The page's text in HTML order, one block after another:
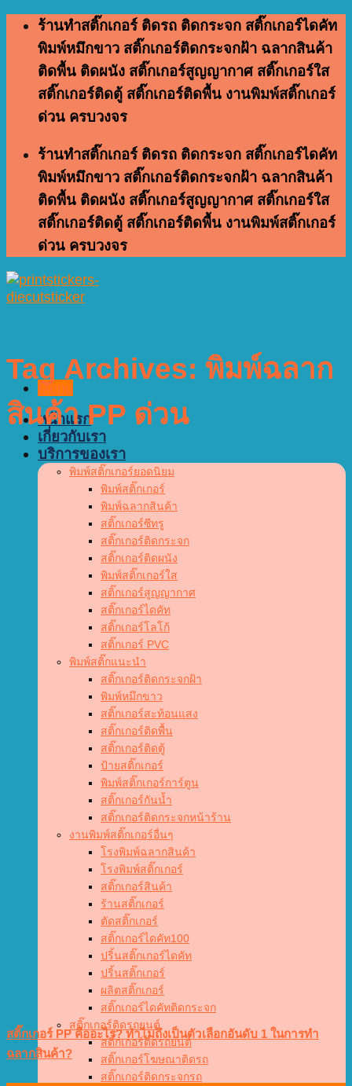
Skip
content
ร้านทำสติ๊กเกอร์ ติดรถ ติดกระจก สติ๊กเกอร์ไดคัท
พิมพ์หมึกขาว สติ๊กเกอร์ติดกระจกฝ้า ฉลากสินค้า
ติดพื้น ติดผนัง สติ๊กเกอร์สูญญากาศ สติ๊กเกอร์ใส
สติ๊กเกอร์ติดตู้ สติ๊กเกอร์ติดพื้น งานพิมพ์สติ๊กเกอร์
ด่วน ครบวงจร
ร้านทำสติ๊กเกอร์ ติดรถ ติดกระจก สติ๊กเกอร์ไดคัท
พิมพ์หมึกขาว สติ๊กเกอร์ติดกระจกฝ้า ฉลากสินค้า
ติดพื้น ติดผนัง สติ๊กเกอร์สูญญากาศ สติ๊กเกอร์ใส
สติ๊กเกอร์ติดตู้ สติ๊กเกอร์ติดพื้น งานพิมพ์สติ๊กเกอร์
ด่วน ครบวงจร
Menu
หน้าแรก
เกี่ยวกับเรา
บริการของเรา
พิมพ์สติ๊กเกอร์ยอดนิยม
พิมพ์สติ๊กเกอร์
พิมพ์ฉลากสินค้า
สติ๊กเกอร์ซีทรู
สติ๊กเกอร์ติดกระจก
สติ๊กเกอร์ติดผนัง
พิมพ์สติ๊กเกอร์ใส
สติ๊กเกอร์สูญญากาศ
สติ๊กเกอร์ไดคัท
สติ๊กเกอร์โลโก้
สติ๊กเกอร์ PVC
พิมพ์สติ๊กแนะนำ
สติ๊กเกอร์ติดกระจกฝ้า
พิมพ์หมึกขาว
สติ๊กเกอร์สะท้อนแสง
สติ๊กเกอร์ติดพื้น
สติ๊กเกอร์ติดตู้
ป้ายสติ๊กเกอร์
พิมพ์สติ๊กเกอร์การ์ตูน
สติ๊กเกอร์กันน้ำ
สติ๊กเกอร์ติดกระจกหน้าร้าน
งานพิมพ์สติ๊กเกอร์อื่นๆ
โรงพิมพ์ฉลากสินค้า
โรงพิมพ์สติ๊กเกอร์
สติ๊กเกอร์สินค้า
ร้านสติ๊กเกอร์
ตัดสติ๊กเกอร์
สติ๊กเกอร์ไดคัท100
ปริ้นสติ๊กเกอร์ไดคัท
ปริ้นสติ๊กเกอร์
ผลิตสติ๊กเกอร์
สติ๊กเกอร์ไดคัทติดกระจก
สติ๊กเกอร์ติดรถยนต์
สติ๊กเกอร์ติดรถยนต์
สติ๊กเกอร์โฆษณาติดรถ
สติ๊กเกอร์ติดกระจกรถ
Tag Archives: พิมพ์ฉลาก
สินค้า PP ด่วน
สติ๊กเกอร์ PP คืออะไร? ทำไมถึงเป็นตัวเลือกอันดับ 1 ในการทำ
ฉลากสินค้า?